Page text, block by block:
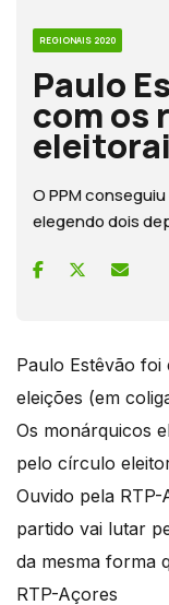
REGIONAIS 2020
Paulo
com os
O PPM
elegendo dois
Paulo Estêvão
eleições (em
Os monárquicos
pelo círculo
Ouvido pela
partido vai lutar
da mesma forma
RTP-Açores